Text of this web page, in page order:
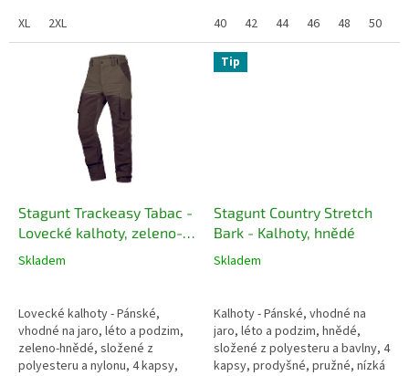
RipStop
XL 2XL
membrána proti větru, pružné,
RipStop,...
40 42 44 46 48 50
Stagunt Trackeasy Tabac -
Lovecké kalhoty, zeleno-
hnědé
Skladem
Lovecké kalhoty - Pánské,
vhodné na jaro, léto a podzim,
zeleno-hnědé, složené z
polyesteru a nylonu, 4 kapsy,
Tip
Stagunt Country Stretch
Bark - Kalhoty, hnědé
Skladem
Kalhoty - Pánské, vhodné na
jaro, léto a podzim, hnědé,
složené z polyesteru a bavlny, 4
kapsy, prodyšné, pružné, nízká